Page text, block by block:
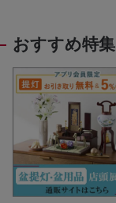
おすすめ特集